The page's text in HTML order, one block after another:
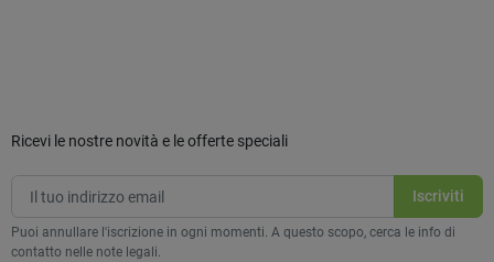
Ricevi le nostre novità e le offerte speciali
Puoi annullare l'iscrizione in ogni momenti. A questo scopo, cerca le info di
contatto nelle note legali.